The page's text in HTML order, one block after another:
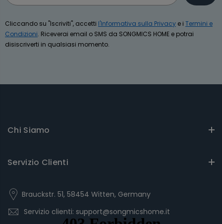
Cliccando su "Iscriviti", accetti l'Informativa sulla Privacy e i Termini e
Condizioni. Riceverai email o SMS da SONGMICS HOME e potrai
disiscriverti in qualsiasi momento.
Chi Siamo
Servizio Clienti
Brauckstr. 51, 58454 Witten, Germany
Servizio clienti: support@songmicshome.it